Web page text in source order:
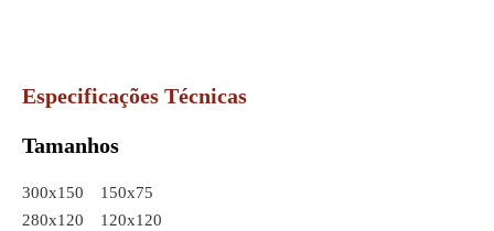
Especificações Técnicas
Tamanhos
300x150
280x120
150x75
120x120